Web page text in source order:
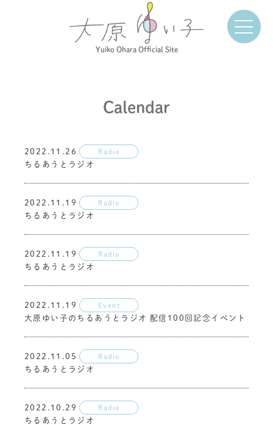
Yuiko Ohara Official Site
Calendar
2022.11.26 Radio
ちるあうとラジオ
2022.11.19 Radio
ちるあうとラジオ
2022.11.19 Radio
ちるあうとラジオ
2022.11.19 Event
大原ゆい子のちるあうとラジオ 配信100回記念イベント
2022.11.05 Radio
ちるあうとラジオ
2022.10.29 Radio
ちるあうとラジオ